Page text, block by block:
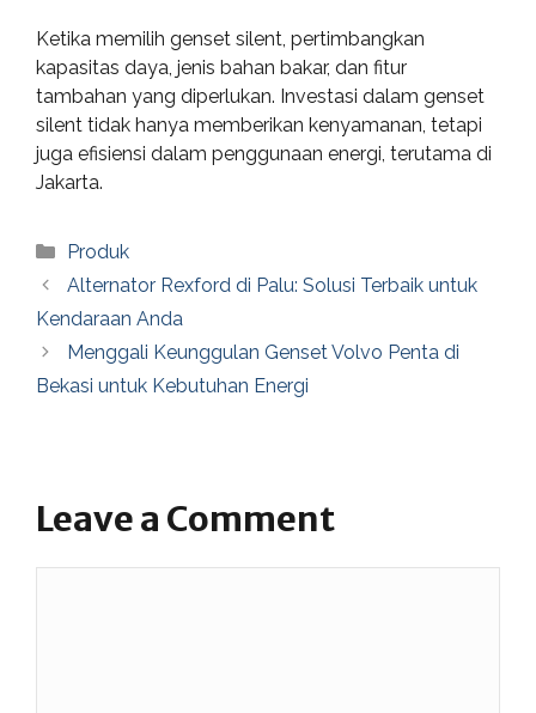
Ketika memilih genset silent, pertimbangkan
kapasitas daya, jenis bahan bakar, dan fitur
tambahan yang diperlukan. Investasi dalam genset
silent tidak hanya memberikan kenyamanan, tetapi
juga efisiensi dalam penggunaan energi, terutama di
Jakarta.
Categories
Produk
Alternator Rexford di Palu: Solusi Terbaik untuk
Kendaraan Anda
Menggali Keunggulan Genset Volvo Penta di
Bekasi untuk Kebutuhan Energi
Leave a Comment